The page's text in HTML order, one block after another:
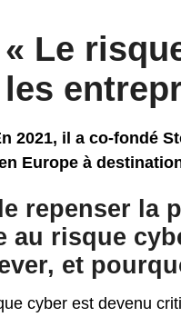
Le
2021, il a co-fondé
Europe à
repenser la
au risque
et
cyber est devenu